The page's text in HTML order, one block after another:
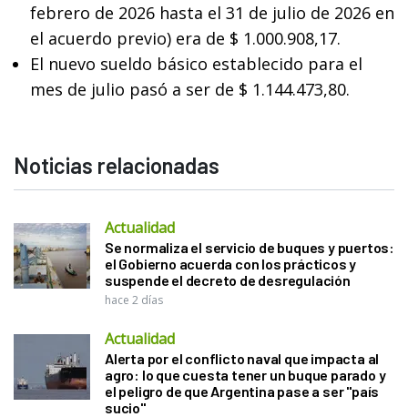
febrero de 2026 hasta el 31 de julio de 2026 en
el acuerdo previo) era de $ 1.000.908,17.
El nuevo sueldo básico establecido para el
mes de julio pasó a ser de $ 1.144.473,80.
Noticias relacionadas
Actualidad
Se normaliza el servicio de buques y puertos:
el Gobierno acuerda con los prácticos y
suspende el decreto de desregulación
hace 2 días
Actualidad
Alerta por el conflicto naval que impacta al
agro: lo que cuesta tener un buque parado y
el peligro de que Argentina pase a ser "país
sucio"